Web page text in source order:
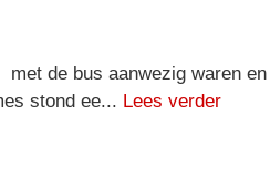
de bus aanwezig waren
stond ee... Lees verder